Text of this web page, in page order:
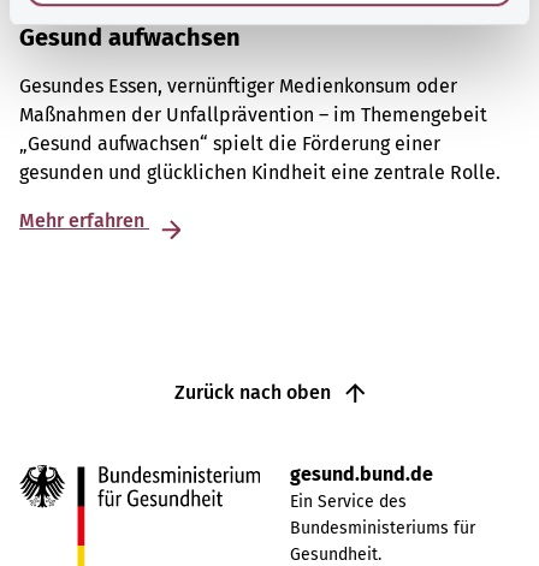
Gesund aufwachsen
Gesundes Essen, vernünftiger Medienkonsum oder
Maßnahmen der Unfallprävention – im Themengebeit
„Gesund aufwachsen“ spielt die Förderung einer
gesunden und glücklichen Kindheit eine zentrale Rolle.
Mehr erfahren
Zurück nach oben
gesund.bund.de
Ein Service des
Bundesministeriums für
Gesundheit.